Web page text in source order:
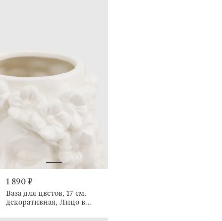
1 890 ₽
Ваза для цветов, 17 см,
декоративная, Лицо в